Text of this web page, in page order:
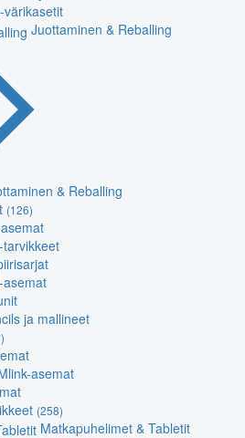
värikasetit
Juottaminen & Reballing
& Reballing
(126)
tarvikkeet
asemat
ja mallineet
asemat
(258)
Matkapuhelimet & Tabletit